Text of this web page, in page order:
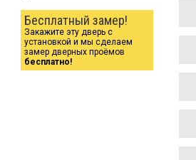
Бесплатный замер!
Закажите эту дверь с
установкой и мы сделаем
замер дверных проёмов
бесплатно!